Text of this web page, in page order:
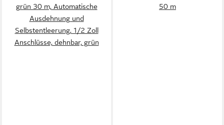
grün 30 m, Automatische
Ausdehnung und
Selbstentleerung, 1/2 Zoll
Anschlüsse, dehnbar, grün
50 m